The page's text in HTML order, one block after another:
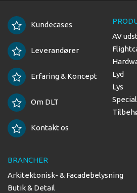
Kundecases
Leverandører
Erfaring & Koncept
Om DLT
Kontakt os
AV
Lyd
Lys
BRANCHER
Arkitektonisk- & Facadebelysning
Butik & Detail